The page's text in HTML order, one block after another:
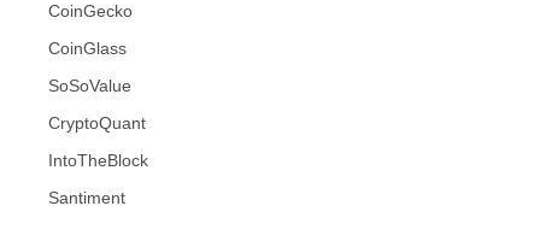
CoinGecko
CoinGlass
SoSoValue
CryptoQuant
IntoTheBlock
Santiment